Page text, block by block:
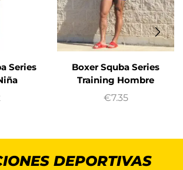
Series
Boxer Squba Series
Training Hombre
€7.35
DEPORTIVAS